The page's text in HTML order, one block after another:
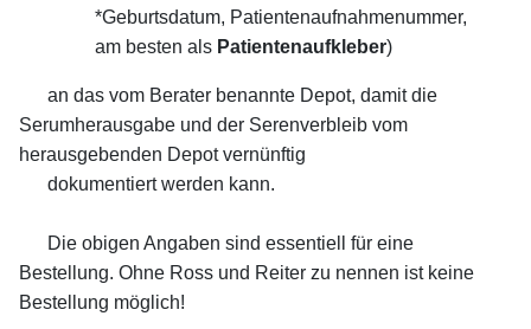
*Geburtsdatum, Patientenaufnahmenummer,
am besten als Patientenaufkleber)
an das vom Berater benannte Depot, damit die
Serumherausgabe und der Serenverbleib vom
herausgebenden Depot vernünftig
dokumentiert werden kann.
Die obigen Angaben sind essentiell für eine
Bestellung. Ohne Ross und Reiter zu nennen ist keine
Bestellung möglich!